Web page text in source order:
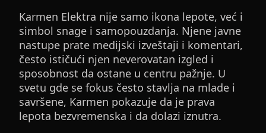
Karmen Elektra nije samo ikona lepote, već i
simbol snage i samopouzdanja. Njene javne
nastupe prate medijski izveštaji i komentari,
često ističući njen neverovatan izgled i
sposobnost da ostane u centru pažnje. U
svetu gde se fokus često stavlja na mlade i
savršene, Karmen pokazuje da je prava
lepota bezvremenska i da dolazi iznutra.